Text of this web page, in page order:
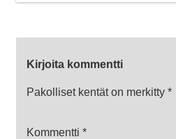
Kirjoita kommentti
Pakolliset kentät on merkitty *
Kommentti *